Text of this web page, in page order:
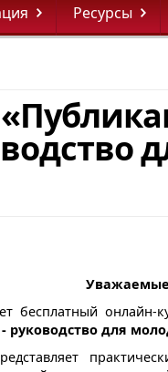
Ресурсы
Уважаемые
бесплатный онлайн-
- руководство для